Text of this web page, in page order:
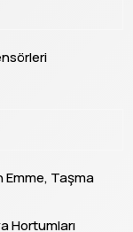
Emme, Taşma
Hortumları